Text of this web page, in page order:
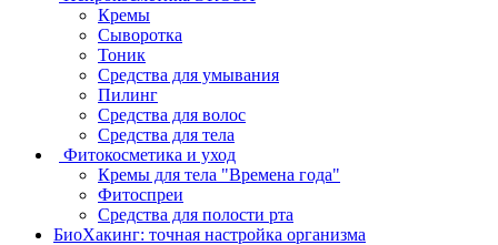
Кремы
Сыворотка
Тоник
Средства для умывания
Пилинг
Средства для волос
Средства для тела
Фитокосметика и уход
Кремы для тела "Времена года"
Фитоспреи
Средства для полости рта
БиоХакинг: точная настройка организма